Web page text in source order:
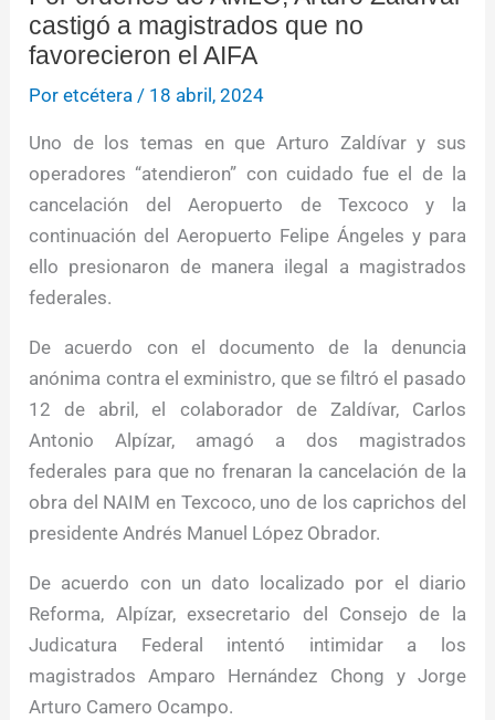
castigó a magistrados que no
favorecieron el AIFA
Poretcétera / 18 abril, 2024
Uno de los temas en que Arturo Zaldívar y sus
operadores “atendieron” con cuidado fue el de la
cancelación del Aeropuerto de Texcoco y la
continuación del Aeropuerto Felipe Ángeles y para
ello presionaron de manera ilegal a magistrados
federales.
De acuerdo con el documento de la denuncia
anónima contra el exministro, que se filtró el pasado
12 de abril, el colaborador de Zaldívar, Carlos
Antonio Alpízar, amagó a dos magistrados
federales para que no frenaran la cancelación de la
obra del NAIM en Texcoco, uno de los caprichos del
presidente Andrés Manuel López Obrador.
De acuerdo con un dato localizado por el diario
Reforma, Alpízar, exsecretario del Consejo de la
Judicatura Federal intentó intimidar a los
magistrados Amparo Hernández Chong y Jorge
Arturo Camero Ocampo.